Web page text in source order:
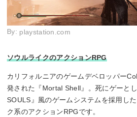
By: playstation.com
ソウルライクのアクションRPG
カリフォルニアのゲームデベロッパー
発された『Mortal Shell』。死にゲーと
SOULS』風のゲームシステムを採用し
ク系のアクションRPGです。